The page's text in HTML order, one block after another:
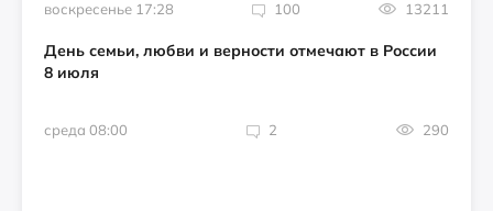
воскресенье 17:28 100 13211
День семьи, любви и верности отмечают в России
8 июля
среда 08:00 2 290